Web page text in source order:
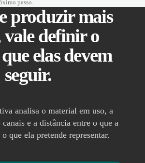
passo.
produzir mais
vale definir o
elas devem
seguir.
analisa o material em uso, a
e a distância entre o que a
que ela pretende representar.